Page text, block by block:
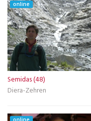
online
Semidas (48)
Diera-Zehren
online